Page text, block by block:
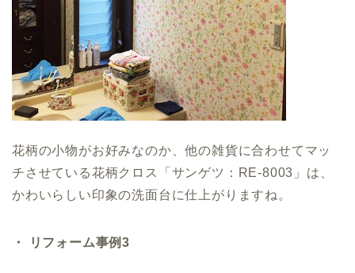
花柄の小物がお好みなのか、他の雑貨に合わせてマッ
チさせている花柄クロス「サンゲツ：RE-8003」は、
かわいらしい印象の洗面台に仕上がりますね。
・ リフォーム事例3